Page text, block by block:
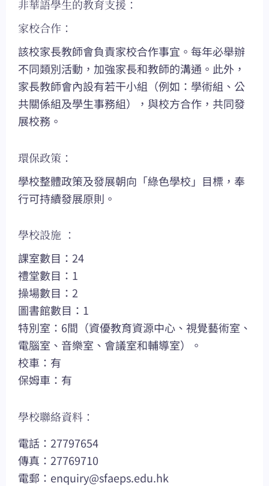
非華語學生的教育支援：
家校合作：
該校家長教師會負責家校合作事宜。每年必舉辦
不同類別活動，加強家長和教師的溝通。此外，
家長教師會內設有若干小組（例如：學術組、公
共關係組及學生事務組），與校方合作，共同發
展校務。
環保政策：
學校整體政策及發展朝向「綠色學校」目標，奉
行可持續發展原則。
學校設施 ：
課室數目：24
禮堂數目：1
操場數目：2
圖書館數目：1
特別室：6間（資優教育資源中心、視覺藝術室、
電腦室、音樂室、會議室和輔導室）。
校車：有
保姆車：有
學校聯絡資料：
電話：27797654
傳真：27769710
電郵： enquiry@sfaeps.edu.hk